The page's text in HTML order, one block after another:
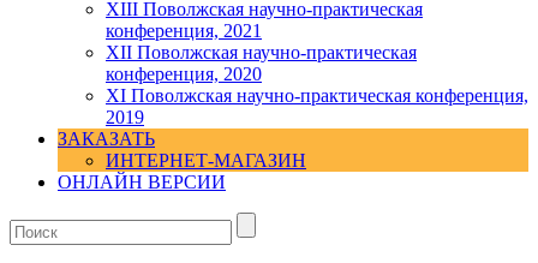
ХIII Поволжская научно-практическая
конференция, 2021
ХII Поволжская научно-практическая
конференция, 2020
XI Поволжская научно-практическая конференция,
2019
ЗАКАЗАТЬ
ИНТЕРНЕТ-МАГАЗИН
ОНЛАЙН ВЕРСИИ